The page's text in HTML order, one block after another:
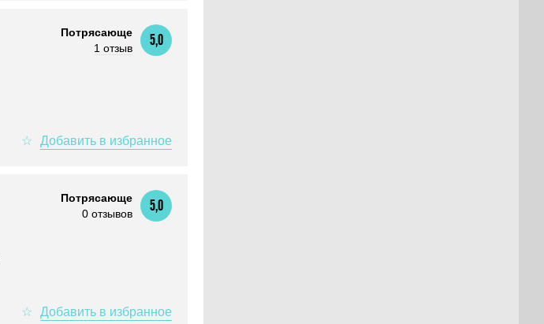
Потрясающе
1 отзыв
5,0
Потрясающе
0 отзывов
5,0